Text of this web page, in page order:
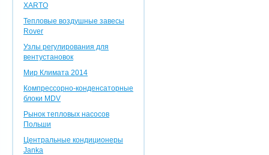
XARTO
Тепловые воздушные завесы
Rover
Узлы регулирования для
вентустановок
Мир Климата 2014
Компрессорно-конденсаторные
блоки MDV
Рынок тепловых насосов
Польши
Центральные кондиционеры
Janka